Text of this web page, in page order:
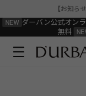
【お知ら
ダーバン公式オン
無料